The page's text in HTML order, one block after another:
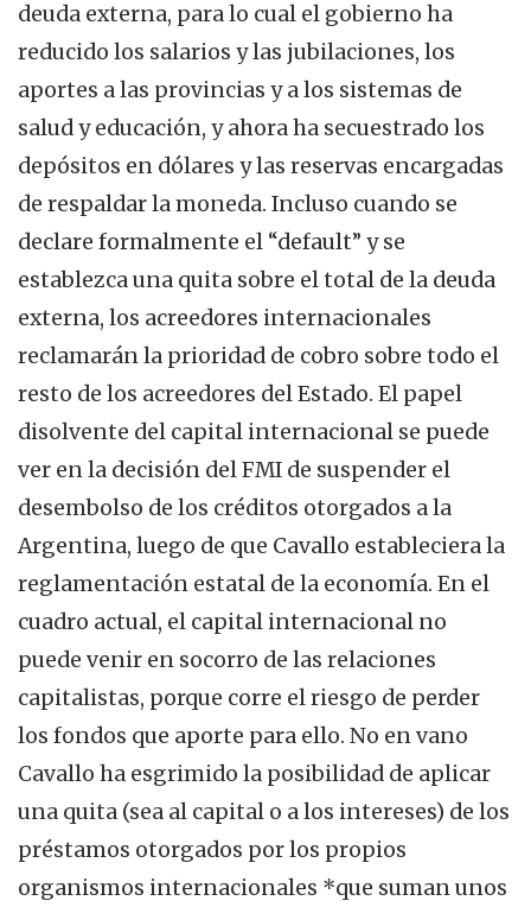
deuda externa, para lo cual el gobierno ha
reducido los salarios y las jubilaciones, los
aportes a las provincias y a los sistemas de
salud y educación, y ahora ha secuestrado los
depósitos en dólares y las reservas encargadas
de respaldar la moneda. Incluso cuando se
declare formalmente el “default” y se
establezca una quita sobre el total de la deuda
externa, los acreedores internacionales
reclamarán la prioridad de cobro sobre todo el
resto de los acreedores del Estado. El papel
disolvente del capital internacional se puede
ver en la decisión del FMI de suspender el
desembolso de los créditos otorgados a la
Argentina, luego de que Cavallo estableciera la
reglamentación estatal de la economía. En el
cuadro actual, el capital internacional no
puede venir en socorro de las relaciones
capitalistas, porque corre el riesgo de perder
los fondos que aporte para ello. No en vano
Cavallo ha esgrimido la posibilidad de aplicar
una quita (sea al capital o a los intereses) de los
préstamos otorgados por los propios
organismos internacionales *que suman unos